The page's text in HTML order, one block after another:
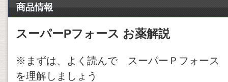
商品情報
スーパーPフォース お薬解説
※まずは、よく読んで スーパーＰフォース
を理解しましょう